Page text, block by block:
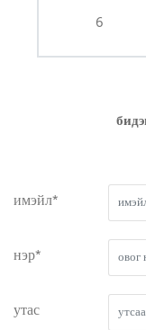
6
имэйл*
нэр*
утас